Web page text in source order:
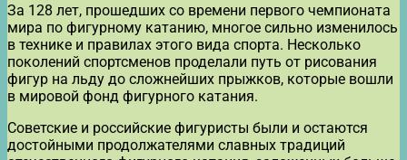
За 128 лет, прошедших со времени первого чемпионата
мира по фигурному катанию, многое сильно изменилось
в технике и правилах этого вида спорта. Несколько
поколений спортсменов проделали путь от рисования
фигур на льду до сложнейших прыжков, которые вошли
в мировой фонд фигурного катания.
Советские и российские фигуристы были и остаются
достойными продолжателями славных традиций